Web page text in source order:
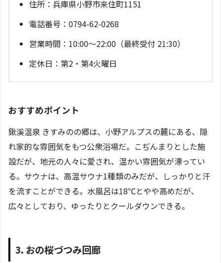
住所：兵庫県小野市来住町1151
電話番号：0794-62-0268
営業時間：10:00～22:00（最終受付 21:30）
定休日：第2・第4火曜日
おすすめポイント
鍬溪温泉 きすみのの郷は、小野アルプスの麓にある、隠
れ家的な雰囲気をもつ公衆浴場だ。こぢんまりとした施
設だが、地元の人々に愛され、温かい雰囲気が漂ってい
る。サウナは、高温サウナ1種類のみだが、しっかりと汗
を流すことができる。水風呂は18℃とやや高めだが、
広々としており、ゆったりとクールダウンできる。
3. おの桜づつみ回廊